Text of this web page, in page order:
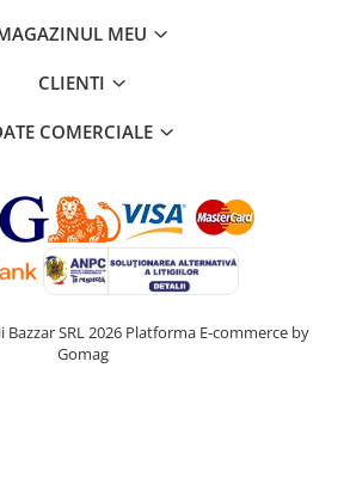
MEU
CLIENTI
COMERCIALE
SRL 2026 Platforma E-commerce by
Gomag